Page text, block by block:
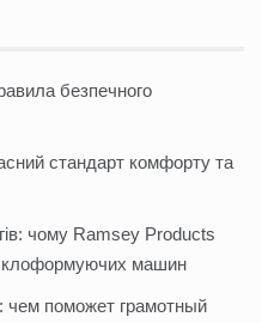
безпечного
стандарт комфорту та
чому Ramsey Products
машин
поможет грамотный